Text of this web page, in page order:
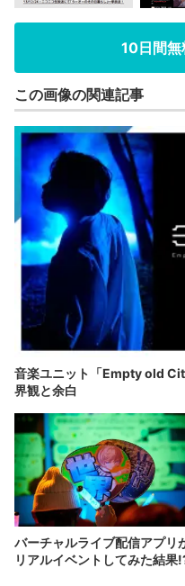
10日間無
この画像の関連記事
音楽ユニット「Empty old
界観と余白
バーチャルライブ配信アプリ
リアルイベントしてみた結果